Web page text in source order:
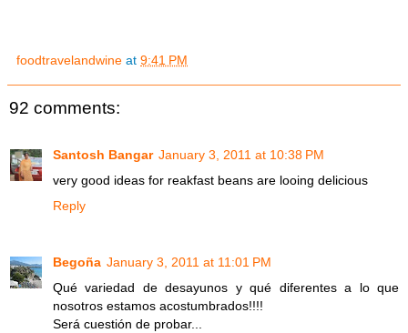
foodtravelandwine at 9:41 PM
92 comments:
Santosh Bangar January 3, 2011 at 10:38 PM
very good ideas for reakfast beans are looing delicious
Reply
Begoña January 3, 2011 at 11:01 PM
Qué variedad de desayunos y qué diferentes a lo que
nosotros estamos acostumbrados!!!!
Será cuestión de probar...